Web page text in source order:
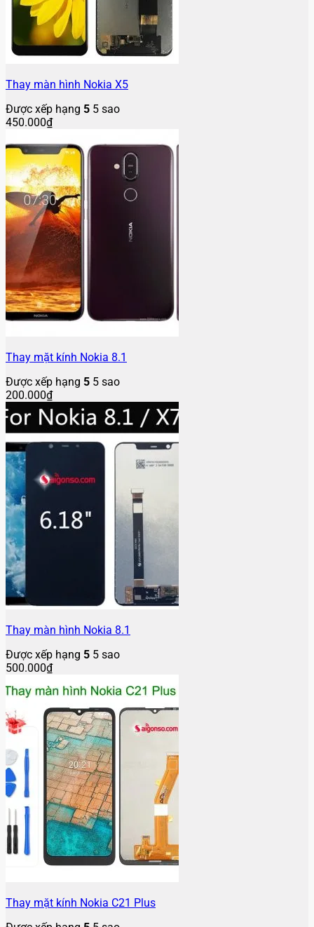
Thay màn hình Nokia X5
Được xếp hạng 5 5 sao
450.000₫
Thay mặt kính Nokia 8.1
Được xếp hạng 5 5 sao
200.000₫
Thay màn hình Nokia 8.1
Được xếp hạng 5 5 sao
500.000₫
Thay mặt kính Nokia C21 Plus